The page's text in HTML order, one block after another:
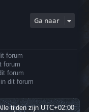
Ga naar
forum
forum
forum
dit forum
tijden zijnUTC+02:00